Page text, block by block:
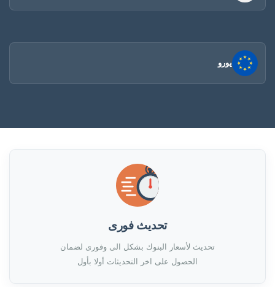
يورو
تحديث فورى
تحديث لأسعار البنوك بشكل الى وفورى لضمان
الحصول على اخر التحديثات أولا بأول